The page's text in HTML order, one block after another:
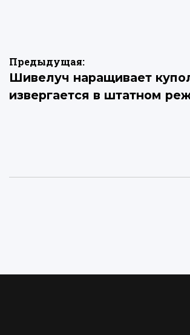
Навигация
по
записям
Предыдущая:
Шивелуч наращивает
извергается в штатном